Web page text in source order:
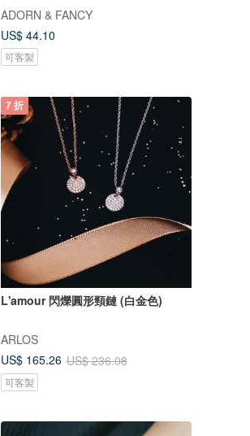
ADORN & FANCY
US$ 44.10
可客製
7 折
L'amour 閃爍圓形頸鏈 (白金色)
ARLOS
US$ 165.26 US$ 236.08
可客製